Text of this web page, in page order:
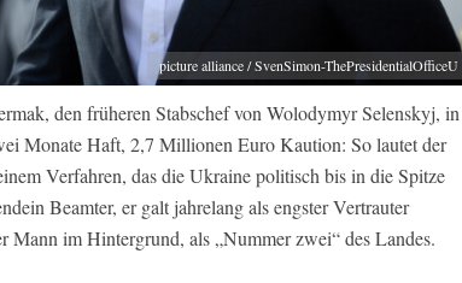
picture alliance / SvenSimon-ThePresidentialOfficeU
den früheren Stabschef von Wolodymyr Selenskyj, in
Monate Haft, 2,7 Millionen Euro Kaution: So lautet der
Verfahren, das die Ukraine politisch bis in die Spitze
Beamter, er galt jahrelang als engster Vertrauter
Mann im Hintergrund, als „Nummer zwei“ des Landes.